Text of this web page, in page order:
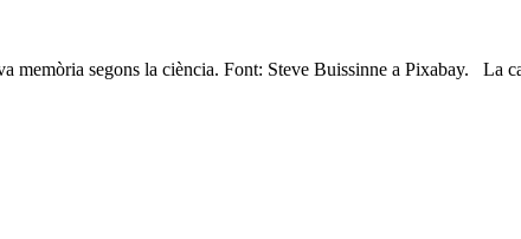
memòria segons la ciència. Font: Steve Buissinne a Pixabay. La